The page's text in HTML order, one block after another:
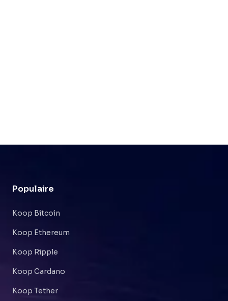
Populaire
Koop Bitcoin
Koop Ethereum
Koop Ripple
Koop Cardano
Koop Tether